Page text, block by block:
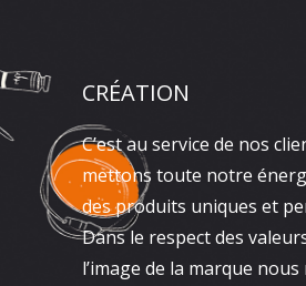
CRÉATION
C’est au service de nos
mettons toute notre
des produits uniques et
Dans le respect des
l’image de la marque nous